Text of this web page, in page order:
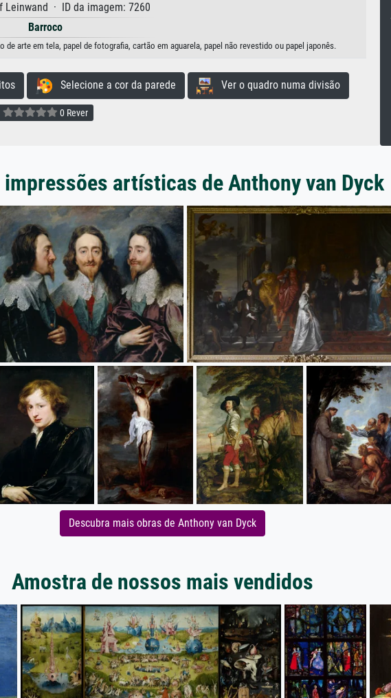
Leinwand · ID da imagem: 7260
Barroco
de arte em tela, papel de fotografia, cartão em aguarela, papel não revestido ou papel japonês.
Selecione a cor da parede Ver o quadro numa divisão
0 Rever
impressões artísticas de Anthony van Dyck
Descubra mais obras de Anthony van Dyck
Amostra de nossos mais vendidos